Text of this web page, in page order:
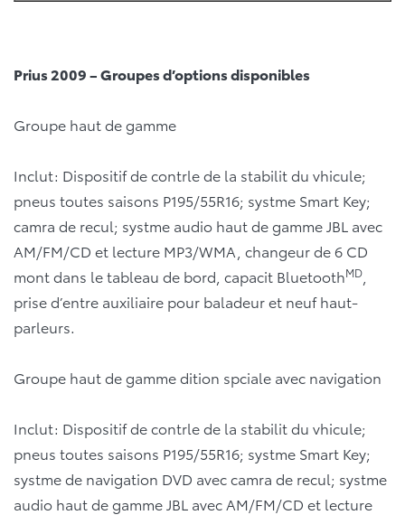
Prius 2009 – Groupes d’options disponibles
Groupe haut de gamme
Inclut: Dispositif de contrle de la stabilit du vhicule;
pneus toutes saisons P195/55R16; systme Smart Key;
camra de recul; systme audio haut de gamme JBL avec
AM/FM/CD et lecture MP3/WMA, changeur de 6 CD
mont dans le tableau de bord, capacit BluetoothMD
prise d’entre auxiliaire pour baladeur et neuf haut-
parleurs.
Groupe haut de gamme dition spciale avec navigation
Inclut: Dispositif de contrle de la stabilit du vhicule;
pneus toutes saisons P195/55R16; systme Smart Key;
systme de navigation DVD avec camra de recul; systme
audio haut de gamme JBL avec AM/FM/CD et lecture